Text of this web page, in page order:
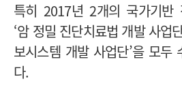
특히 2017년 2개의 국가기반
‘암 정밀 진단치료법 개발 사업
보시스템 개발 사업단’을 모두
다.